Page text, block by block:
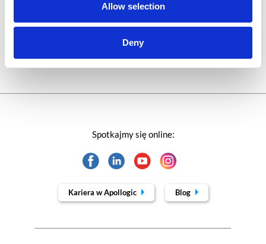
Allow selection
Deny
Spotkajmy się online:
Kariera w Apollogic Blog